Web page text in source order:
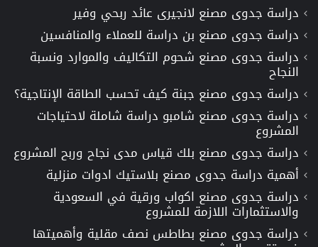
دراسة جدوى مصنع لانجيرى عائد ربحي وفير
دراسة جدوى مصنع بن دراسة للعملاء والمنافسين
دراسة جدوى مصنع شحوم التكاليف والموارد ونسبة
النجاح
دراسة جدوى مصنع جبنة كيف تحسب الطاقة الإنتاجية؟
دراسة جدوى مصنع شامبو دراسة شاملة لاحتياجات
المشروع
دراسة جدوى مصنع بلك قياس مدى نجاح وربح المشروع
أهمية دراسة جدوى مصنع بلاستيك ادوات منزلية
دراسة جدوى مصنع اكواب ورقية في السعودية
والاستثمارات اللازمة للمشروع
دراسة جدوى مصنع بطاطس نصف مقلية وأهميتها